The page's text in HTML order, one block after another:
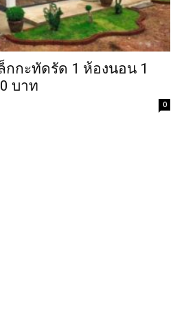
กกะทัดรัด 1 ห้องนอน 1
บาท
0